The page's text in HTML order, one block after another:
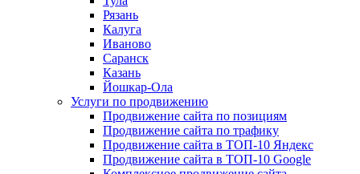
Рязань
Калуга
Иваново
Саранск
Казань
Йошкар-Ола
Услуги по продвижению
Продвижение сайта по позициям
Продвижение сайта по трафику
Продвижение сайта в ТОП-10 Яндекс
Продвижение сайта в ТОП-10 Google